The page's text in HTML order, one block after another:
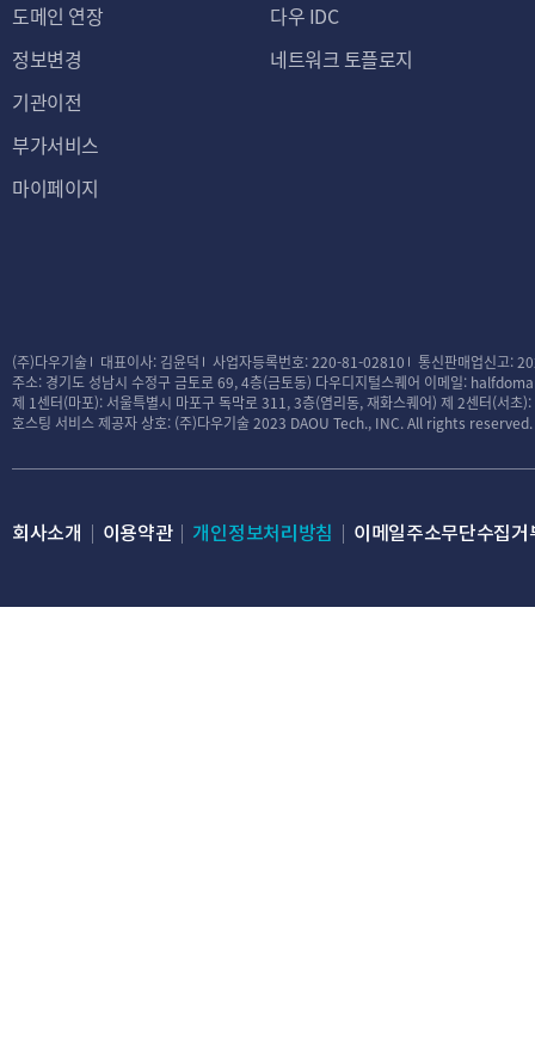
도메인 연장
정보변경
기관이전
부가서비스
마이페이지
다우 IDC
네트워크 토플로지
(주)다우기술 대표이사: 김윤덕 사업자등록번호: 220-81-02810
통신판매업신고:
주소: 경기도 성남시 수정구 금토로 69, 4층(금토동) 다우디지털스퀘어 이메일:
제 1센터(마포): 서울특별시 마포구 독막로 311, 3층(염리동, 재화스퀘어) 제 2센터(서초
호스팅 서비스 제공자 상호: (주)다우기술2023 DAOU Tech., INC. All rights reserved.
회사소개 이용약관 개인정보처리방침 이메일주소무단수집거